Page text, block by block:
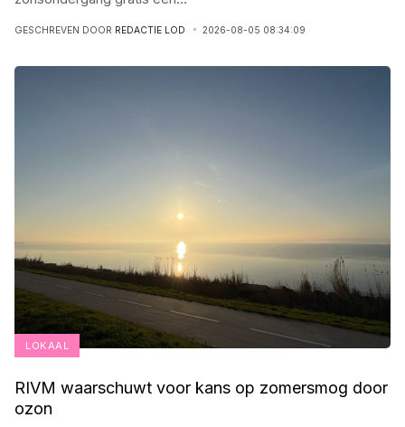
GESCHREVEN DOOR REDACTIE LOD 2026-08-05 08:34:09
LOKAAL
RIVM waarschuwt voor kans op zomersmog door
ozon